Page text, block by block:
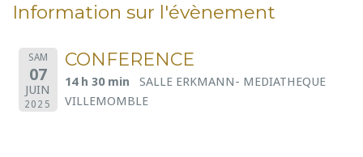
Information sur l'évènement
SAM
07
JUIN
2025
CONFERENCE
14 h 30 min
SALLE ERKMANN- MEDIATHEQUE
VILLEMOMBLE